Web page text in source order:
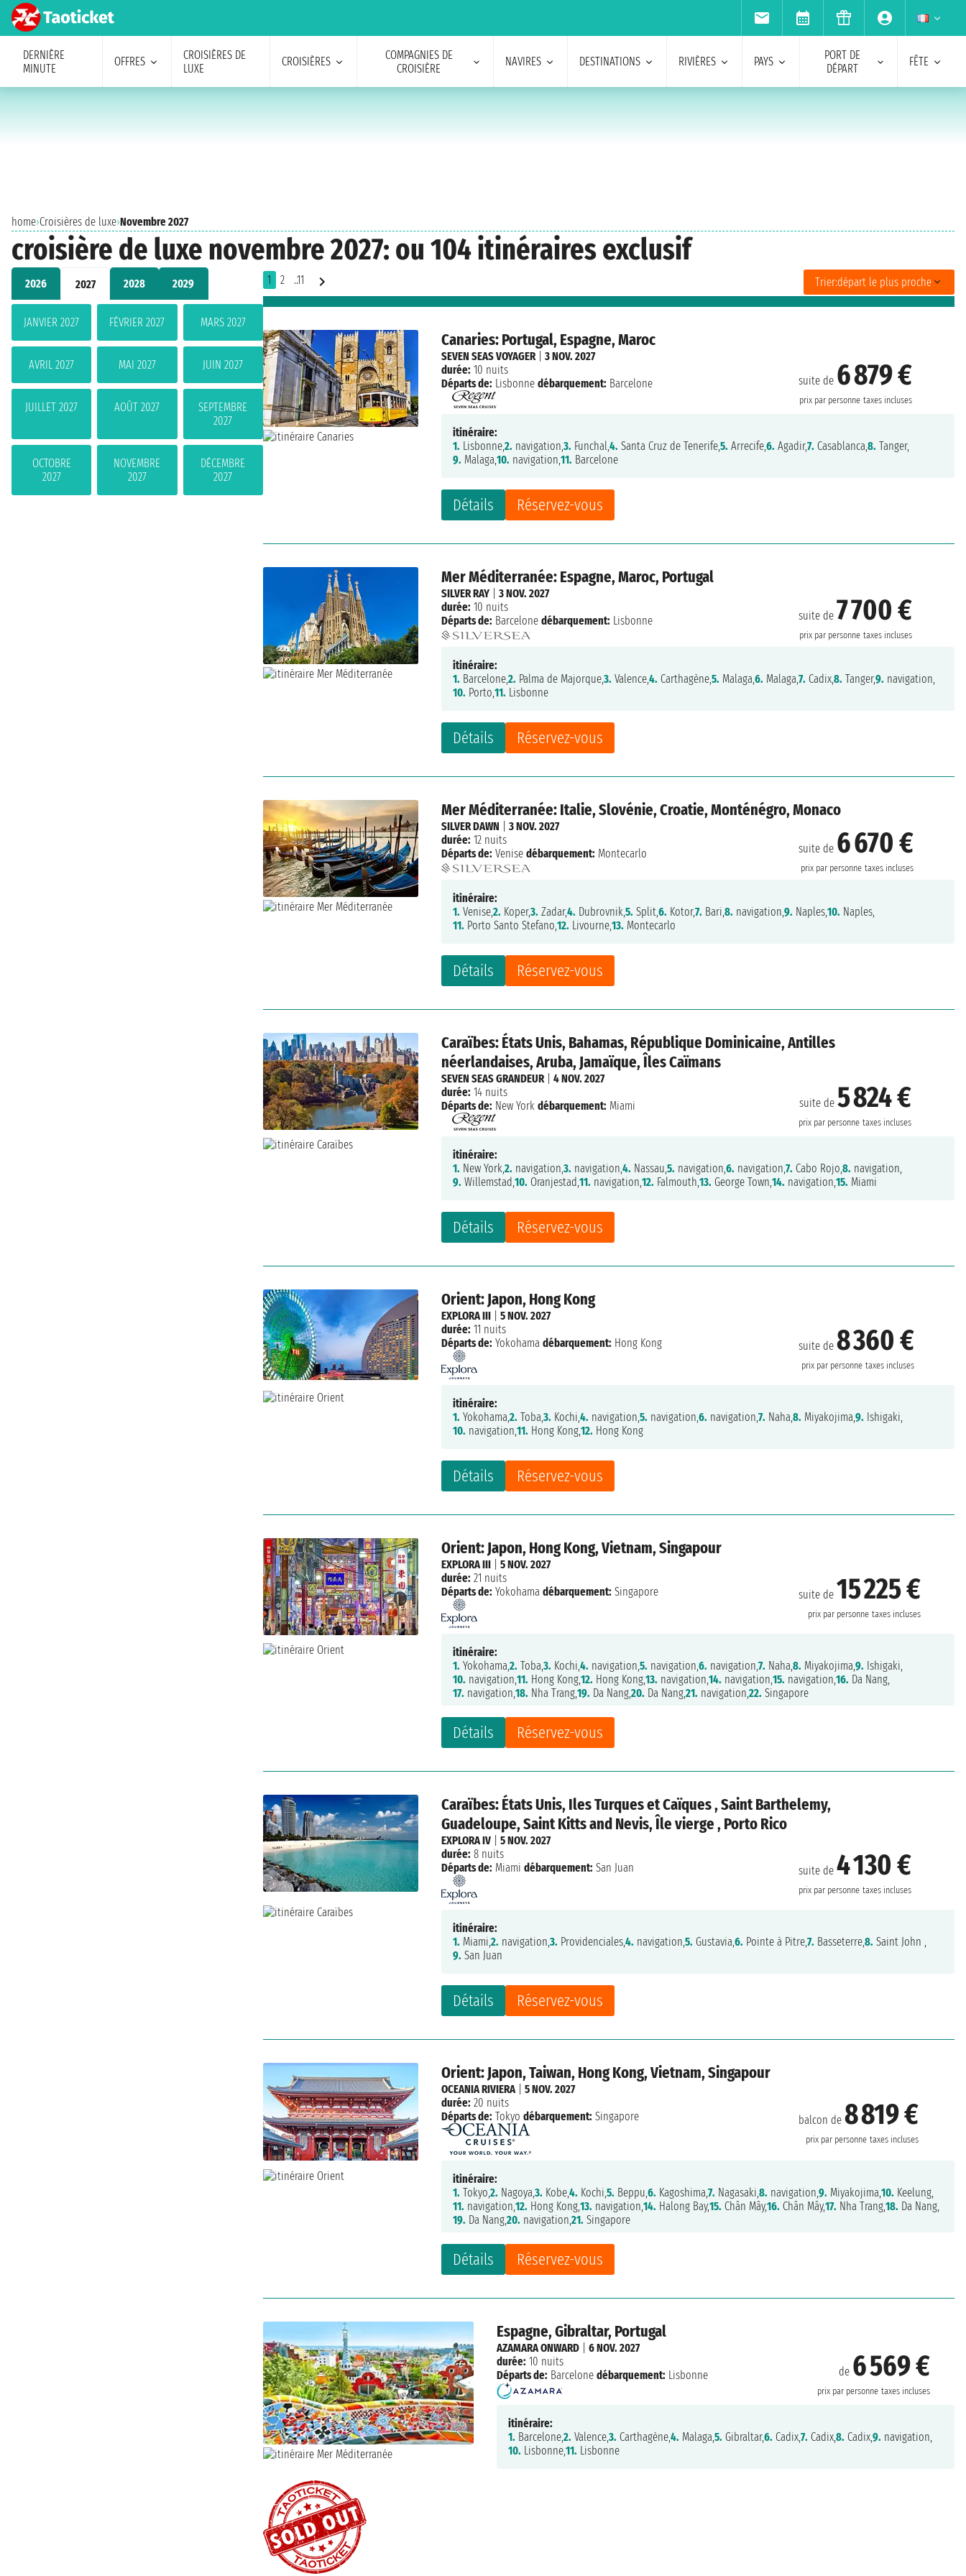
DERNIÈRE
MINUTE
OFFRES
CROISIÈRES DE
LUXE
CROISIÈRES
COMPAGNIES DE
CROISIÈRE
NAVIRES DESTINATIONS RIVIÈRES PAYS
PORT DE
DÉPART
FÊTE
home›Croisières de luxe›Novembre 2027
croisière de luxe novembre 2027: ou 104 itinéraires exclusif
2026 2027 2028 2029
JANVIER 2027 FÉVRIER 2027 MARS 2027
AVRIL 2027 MAI 2027 JUIN 2027
JUILLET 2027 AOÛT 2027
SEPTEMBRE
2027
OCTOBRE
2027
NOVEMBRE
2027
DÉCEMBRE
2027
1 2 ..11 Trier:départ le plus proche
Canaries: Portugal, Espagne, Maroc
suite de 6 879 €
prix par personne taxes incluses
Détails Réservez-vous
SEVEN SEAS VOYAGER|3 NOV. 2027
durée: 10 nuits
Départs de: Lisbonne débarquement: Barcelone
itinéraire:
1. Lisbonne,2. navigation,3. Funchal,4. Santa Cruz de Tenerife,5. Arrecife,6. Agadir,7. Casablanca,8. Tanger,
9. Malaga,10. navigation,11. Barcelone
Mer Méditerranée: Espagne, Maroc, Portugal
suite de 7 700 €
prix par personne taxes incluses
Détails Réservez-vous
SILVER RAY |3 NOV. 2027
durée: 10 nuits
Départs de: Barcelone débarquement: Lisbonne
itinéraire:
1. Barcelone,2. Palma de Majorque,3. Valence,4. Carthagène,5. Malaga,6. Malaga,7. Cadix,8. Tanger,9. navigation,
10. Porto,11. Lisbonne
Mer Méditerranée: Italie, Slovénie, Croatie, Monténégro, Monaco
suite de 6 670 €
prix par personne taxes incluses
Détails Réservez-vous
SILVER DAWN |3 NOV. 2027
durée: 12 nuits
Départs de: Venise débarquement: Montecarlo
itinéraire:
1. Venise,2. Koper,3. Zadar,4. Dubrovnik,5. Split,6. Kotor,7. Bari,8. navigation,9. Naples,10. Naples,
11. Porto Santo Stefano,12. Livourne,13. Montecarlo
Caraïbes: États Unis, Bahamas, République Dominicaine, Antilles
néerlandaises, Aruba, Jamaïque, Îles Caïmans
suite de5 824 €
prix par personne taxes incluses
Détails Réservez-vous
SEVEN SEAS GRANDEUR|4 NOV. 2027
durée: 14 nuits
Départs de: New York débarquement: Miami
itinéraire:
1. New York,2. navigation,3. navigation,4. Nassau,5. navigation,6. navigation,7. Cabo Rojo,8. navigation,
9. Willemstad,10. Oranjestad,11. navigation,12. Falmouth,13. George Town,14. navigation,15. Miami
Orient: Japon, Hong Kong
suite de8 360 €
prix par personne taxes incluses
Détails Réservez-vous
EXPLORA III |5 NOV. 2027
durée: 11 nuits
Départs de: Yokohama débarquement: Hong Kong
itinéraire:
1. Yokohama,2. Toba,3. Kochi,4. navigation,5. navigation,6. navigation,7. Naha,8. Miyakojima,9. Ishigaki,
10. navigation,11. Hong Kong,12. Hong Kong
Orient: Japon, Hong Kong, Vietnam, Singapour
suite de 15 225 €
prix par personne taxes incluses
Détails Réservez-vous
EXPLORA III |5 NOV. 2027
durée: 21 nuits
Départs de: Yokohama débarquement: Singapore
itinéraire:
1. Yokohama,2. Toba,3. Kochi,4. navigation,5. navigation,6. navigation,7. Naha,8. Miyakojima,9. Ishigaki,
10. navigation,11. Hong Kong,12. Hong Kong,13. navigation,14. navigation,15. navigation,16. Da Nang,
17. navigation,18. Nha Trang,19. Da Nang,20. Da Nang,21. navigation,22. Singapore
Caraïbes: États Unis, Iles Turques et Caïques , Saint Barthelemy,
Guadeloupe, Saint Kitts and Nevis, Île vierge , Porto Rico
suite de4 130 €
prix par personne taxes incluses
Détails Réservez-vous
EXPLORA IV |5 NOV. 2027
durée: 8 nuits
Départs de: Miami débarquement: San Juan
itinéraire:
1. Miami,2. navigation,3. Providenciales,4. navigation,5. Gustavia,6. Pointe à Pitre,7. Basseterre,8. Saint John ,
9. San Juan
Orient: Japon, Taiwan, Hong Kong, Vietnam, Singapour
balcon de8 819 €
prix par personne taxes incluses
Détails Réservez-vous
OCEANIA RIVIERA|5 NOV. 2027
durée: 20 nuits
Départs de: Tokyo débarquement: Singapore
itinéraire:
1. Tokyo,2. Nagoya,3. Kobe,4. Kochi,5. Beppu,6. Kagoshima,7. Nagasaki,8. navigation,9. Miyakojima,10. Keelung,
11. navigation,12. Hong Kong,13. navigation,14. Halong Bay,15. Chân Mây,16. Chân Mây,17. Nha Trang,18. Da Nang,
19. Da Nang,20. navigation,21. Singapore
Espagne, Gibraltar, Portugal
de 6 569 €
prix par personne taxes incluses
AZAMARA ONWARD| 6 NOV. 2027
durée: 10 nuits
Départs de: Barcelone débarquement: Lisbonne
itinéraire:
1. Barcelone,2. Valence,3. Carthagène,4. Malaga,5. Gibraltar,6. Cadix,7. Cadix,8. Cadix,9. navigation,
10. Lisbonne,11. Lisbonne